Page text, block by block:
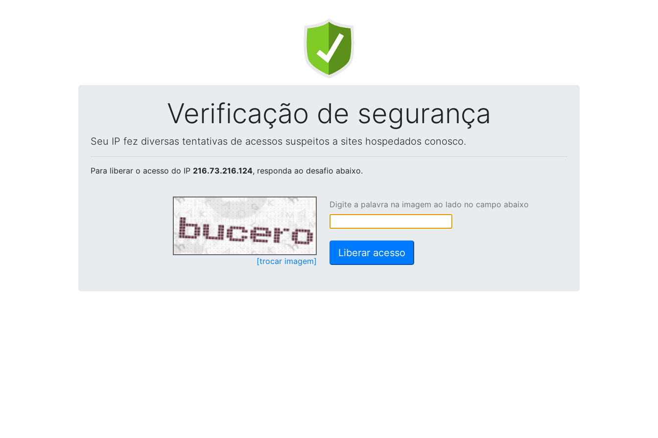
Verificação de segurança
Seu IP fez diversas tentativas de acessos suspeitos a sites hospedados conosco.
Para liberar o acesso do IP 216.73.216.124, responda ao desafio abaixo.
[trocar imagem]
Digite a palavra na imagem ao lado no campo abaixo